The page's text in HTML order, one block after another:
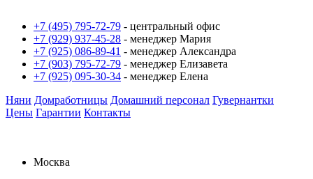
+7 (495) 795-72-79 - центральный офис
+7 (929) 937-45-28 - менеджер Мария
+7 (925) 086-89-41 - менеджер Александра
+7 (903) 795-72-79 - менеджер Елизавета
+7 (925) 095-30-34 - менеджер Елена
Няни Домработницы Домашний персонал Гувернантки
Цены Гарантии Контакты
Москва